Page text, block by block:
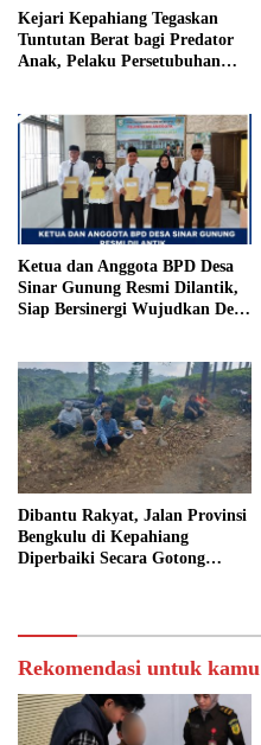
Kejari Kepahiang Tegaskan
Tuntutan Berat bagi Predator
Anak, Pelaku Persetubuhan
Penjara
Ketua dan Anggota BPD Desa
Sinar Gunung Resmi Dilantik,
Siap Bersinergi Wujudkan Desa
Dibantu Rakyat, Jalan Provinsi
Bengkulu di Kepahiang
Diperbaiki Secara Gotong
Rekomendasi untuk kamu